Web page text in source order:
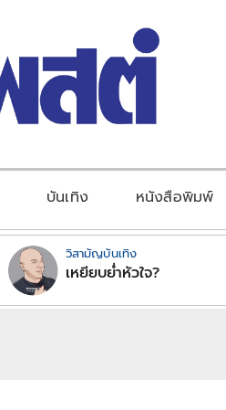
บันเทิง หนังสือพิมพ์
วิสามัญบันเทิง
เหยียบย่ำหัวใจ?